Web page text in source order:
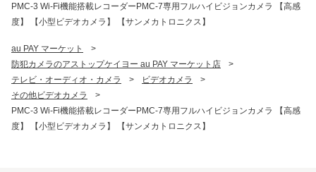
PMC-3 Wi-Fi機能搭載レコーダーPMC-7専用フルハイビジョンカメラ 【高感
度】 【小型ビデオカメラ】 【サンメカトロニクス】
au PAY マーケット
>
防犯カメラのアストップケイヨー au PAY マーケット店
>
テレビ・オーディオ・カメラ
> ビデオカメラ
>
その他ビデオカメラ
>
PMC-3 Wi-Fi機能搭載レコーダーPMC-7専用フルハイビジョンカメラ 【高感
度】 【小型ビデオカメラ】 【サンメカトロニクス】